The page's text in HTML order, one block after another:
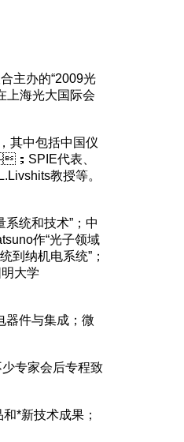
合主办的“2009光
上海光大国际会
，其中包括中国仪
代表、
教授等。
和技术”；中
作“光子领域
纳机电系统”；
明大学
器件与集成；微
少专家会后专程致
*新技术成果；